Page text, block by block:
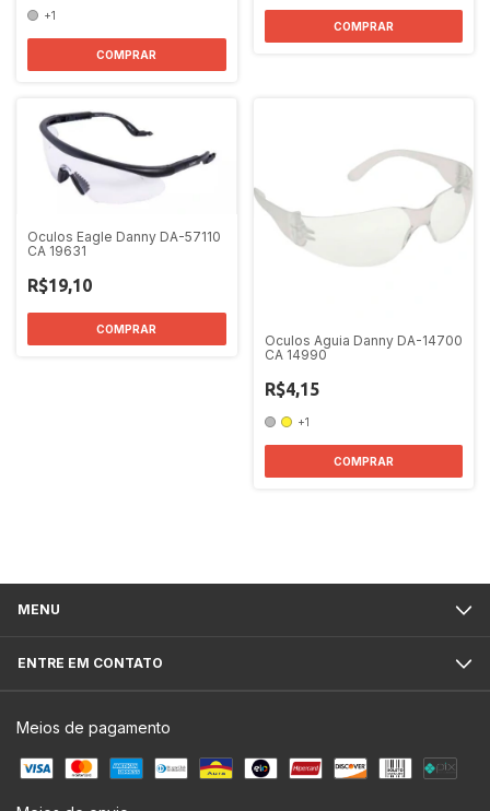
+1
COMPRAR
COMPRAR
Oculos Eagle Danny DA-57110
CA 19631
R$19,10
COMPRAR
Oculos Aguia Danny DA-14700
CA 14990
R$4,15
+1
COMPRAR
MENU
ENTRE EM CONTATO
Meios de pagamento